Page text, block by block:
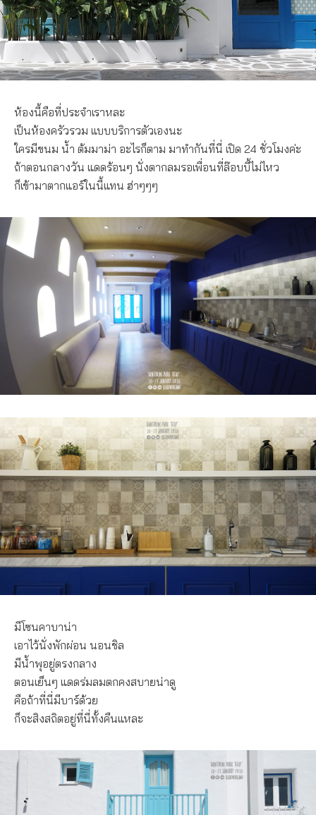
ห้องนี้คือที่ประจำเราหละ
เป็นห้องครัวรวม แบบบริการตัวเองนะ
ใครมีขนม น้ำ ต้มมาม่า อะไรก็ตาม มาทำกันที่นี่ เปิด 24 ชั่วโมงค่ะ
ถ้าตอนกลางวัน แดดร้อนๆ นั่งตากลมรอเพื่อนที่ล๊อบบี้ไม่ไหว
ก็เข้ามาตากแอร์ในนี้แทน ฮ่าๆๆๆ
มีโซนคาบาน่า
เอาไว้นั่งพักผ่อน นอนชิล
มีน้ำพุอยู่ตรงกลาง
ตอนเย็นๆ แดดร่มลมตกคงสบายน่าดู
คือถ้าที่นี่มีบาร์ด้วย
ก็จะสิงสถิตอยู่ที่นี่ทั้งคืนแหละ